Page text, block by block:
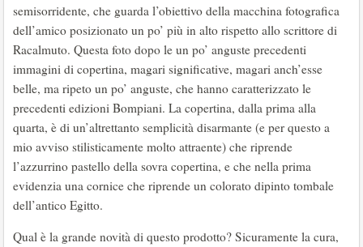
semisorridente, che guarda l’obiettivo della macchina fotografica
dell’amico posizionato un po’ più in alto rispetto allo scrittore di
Racalmuto. Questa foto dopo le un po’ anguste precedenti
immagini di copertina, magari significative, magari anch’esse
belle, ma ripeto un po’ anguste, che hanno caratterizzato le
precedenti edizioni Bompiani. La copertina, dalla prima alla
quarta, è di un’altrettanto semplicità disarmante (e per questo a
mio avviso stilisticamente molto attraente) che riprende
l’azzurrino pastello della sovra copertina, e che nella prima
evidenzia una cornice che riprende un colorato dipinto tombale
dell’antico Egitto.
Qual è la grande novità di questo prodotto? Sicuramente la cura,